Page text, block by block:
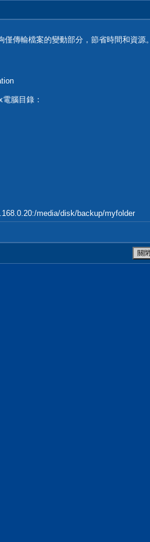
傳輸檔案的變動部分，節省時間和資源。
腦目錄：
:/media/disk/backup/myfolder